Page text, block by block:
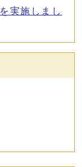
実施しまし